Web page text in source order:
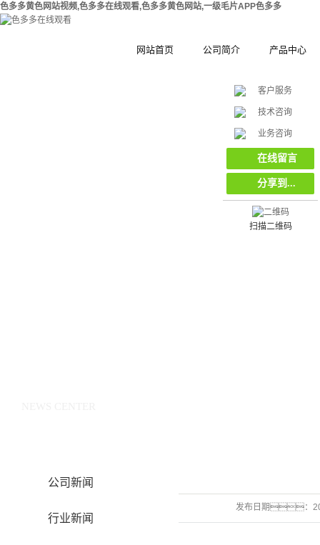
色多多黄色网站视频,色多多在线观看,色多多黄色网站,一级毛片APP色多多
网站首页 公司简介
合作伙伴
产品中心
挡
木塑拼装式围
集装箱集成房
工地工程施工
栏栅栏
环保复合材料
公司新闻
行业新闻
发布日期：
客户服务
技术咨询
业务咨询
在线留言
分享到...
扫描二维码